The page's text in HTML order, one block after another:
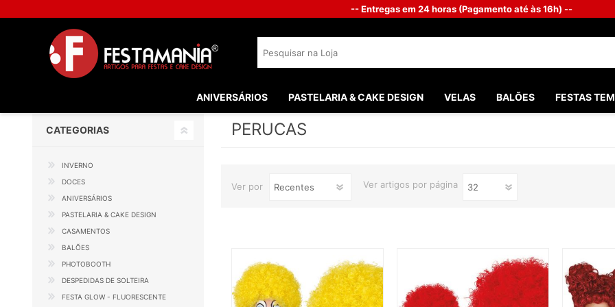
-- Entregas em 24 horas (Pagamento até às 16h) --
ANIVERSÁRIOS PASTELARIA & CAKE DESIGN VELAS BALÕES FESTAS
CHÁ DO
PERUCAS
Ver por Ver artigos por página
CATEGORIAS
INVERNO
DOCES
ANIVERSÁRIOS
PASTELARIA & CAKE DESIGN
CASAMENTOS
BALÕES
PHOTOBOOTH
DESPEDIDAS DE SOLTEIRA
FESTA GLOW - FLUORESCENTE